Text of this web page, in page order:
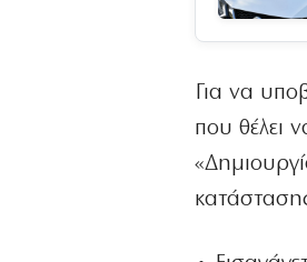
Για να
που θέλει